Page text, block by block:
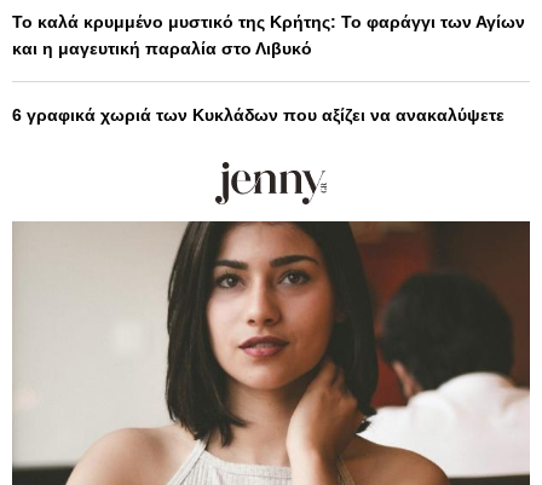
Το καλά κρυμμένο μυστικό της Κρήτης: Το φαράγγι των Αγίων
και η μαγευτική παραλία στο Λιβυκό
6 γραφικά χωριά των Κυκλάδων που αξίζει να ανακαλύψετε